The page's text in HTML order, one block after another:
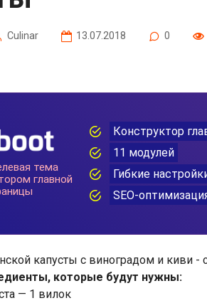
Сulinar 13.07.2018 0
которые будут нужны:
— 1 вилок